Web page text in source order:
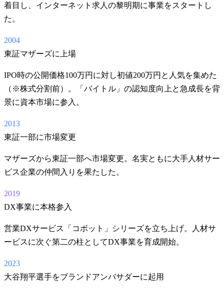
着目し、インターネット求人の黎明期に事業をスタートし
た。
2004
東証マザーズに上場
IPO時の公開価格100万円に対し初値200万円と人気を集めた
（※株式分割前）。「バイトル」の認知度向上と急成長を背
景に資本市場に参入。
2013
東証一部に市場変更
マザーズから東証一部へ市場変更。名実ともに大手人材サー
ビス企業の仲間入りを果たした。
2019
DX事業に本格参入
営業DXサービス「コボット」シリーズを立ち上げ。人材サ
ービスに次ぐ第二の柱としてDX事業を育成開始。
2023
大谷翔平選手をブランドアンバサダーに起用